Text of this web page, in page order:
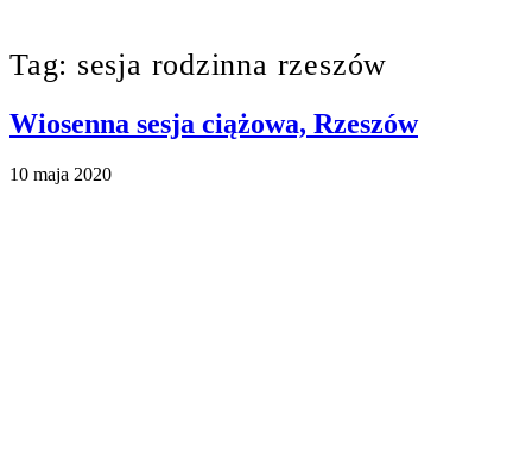
Tag: sesja rodzinna rzeszów
Wiosenna sesja ciążowa, Rzeszów
10 maja 2020